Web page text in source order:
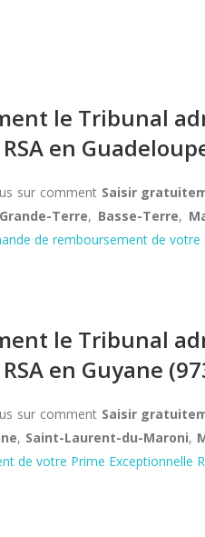
le Tribunal
en
sur comment Saisir
Grande-Terre, Basse-Terre,
de remboursement de votre
le Tribunal
en Guyane
sur comment Saisir
, Saint-Laurent-du-Maroni,
de votre Prime Exceptionnelle